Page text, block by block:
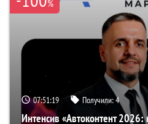
%
07:51:18 Получили:4
Интенсив «Автоконтент 2026: